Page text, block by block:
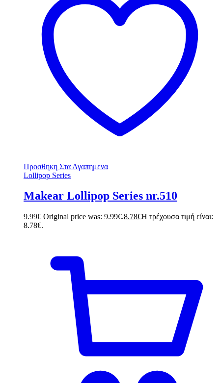
Προσθηκη Στα Αγαπημενα
Lollipop Series
Makear Lollipop Series nr.510
9.99€ Original price was: 9.99€.8.78€Η τρέχουσα τιμή είναι:
8.78€.